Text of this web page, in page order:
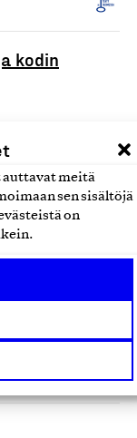
auttavat meitä
sen sisältöjä
on
kodin